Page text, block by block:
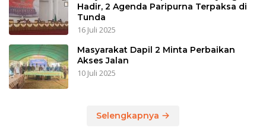
Hadir, 2 Agenda Paripurna Terpaksa di
Tunda
16 Juli 2025
Masyarakat Dapil 2 Minta Perbaikan
Akses Jalan
10 Juli 2025
Selengkapnya